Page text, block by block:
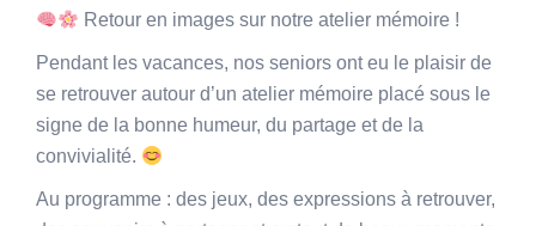
Retour en images sur notre atelier mémoire !
Pendant les vacances, nos seniors ont eu le plaisir de
se retrouver autour d’un atelier mémoire placé sous le
signe de la bonne humeur, du partage et de la
convivialité.
Au programme : des jeux, des expressions à retrouver,